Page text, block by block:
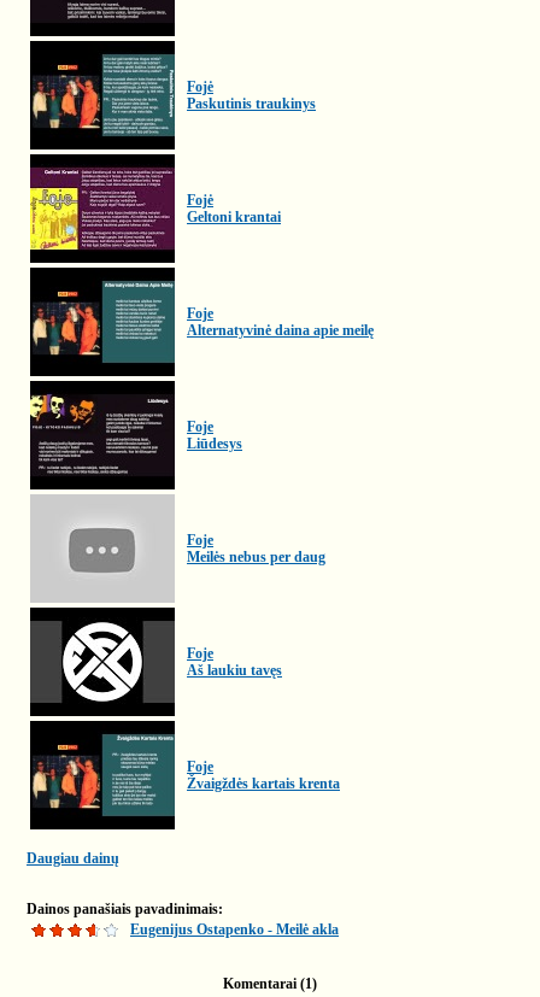
Fojė
Paskutinis traukinys
Fojė
Geltoni krantai
Foje
Alternatyvinė daina apie meilę
Foje
Liūdesys
Foje
Meilės nebus per daug
Foje
Aš laukiu tavęs
Foje
Žvaigždės kartais krenta
Daugiau dainų
Dainos panašiais pavadinimais:
Eugenijus Ostapenko - Meilė akla
Komentarai (1)